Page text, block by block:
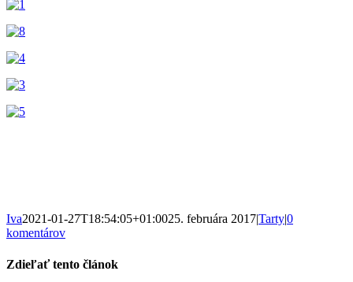
Iva2021-01-27T18:54:05+01:0025. februára 2017|Tarty|0
komentárov
Zdieľať tento článok